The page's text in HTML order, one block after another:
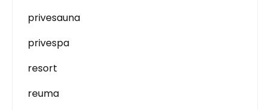
privesauna
privespa
resort
reuma